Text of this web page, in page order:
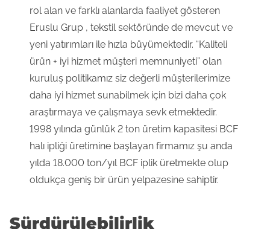
rol alan ve farklı alanlarda faaliyet gösteren
Eruslu Grup , tekstil sektöründe de mevcut ve
yeni yatırımları ile hızla büyümektedir. “Kaliteli
ürün + iyi hizmet müşteri memnuniyeti” olan
kuruluş politikamız siz değerli müşterilerimize
daha iyi hizmet sunabilmek için bizi daha çok
araştırmaya ve çalışmaya sevk etmektedir.
1998 yılında günlük 2 ton üretim kapasitesi BCF
halı ipliği üretimine başlayan firmamız şu anda
yılda 18.000 ton/yıl BCF iplik üretmekte olup
oldukça geniş bir ürün yelpazesine sahiptir.
Sürdürülebilirlik